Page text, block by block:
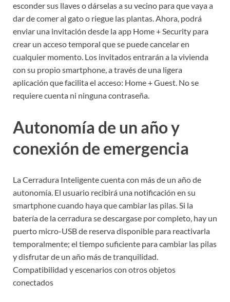
esconder sus llaves o dárselas a su vecino para que vaya a
dar de comer al gato o riegue las plantas. Ahora, podrá
enviar una invitación desde la app Home + Security para
crear un acceso temporal que se puede cancelar en
cualquier momento. Los invitados entrarán a la vivienda
con su propio smartphone, a través de una ligera
aplicación que facilita el acceso: Home + Guest. No se
requiere cuenta ni ninguna contraseña.
Autonomía de un año y
conexión de emergencia
La Cerradura Inteligente cuenta con más de un año de
autonomía. El usuario recibirá una notificación en su
smartphone cuando haya que cambiar las pilas. Si la
batería de la cerradura se descargase por completo, hay un
puerto micro-USB de reserva disponible para reactivarla
temporalmente; el tiempo suficiente para cambiar las pilas
y disfrutar de un año más de tranquilidad.
Compatibilidad y escenarios con otros objetos
conectados